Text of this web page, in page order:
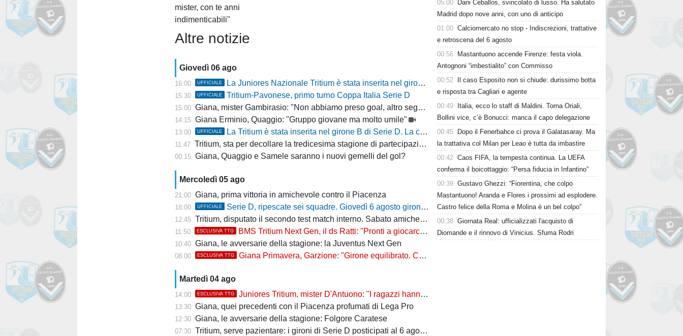
mister, con te anni
indimenticabili"
Altre notizie
Giovedì 06 ago
16:00 UFFICIALE La Juniores Nazionale Tritium è stata inserita nel girone C
15:30 UFFICIALE Tritium-Pavonese, primo turno Coppa Italia Serie D
15:00 Giana, mister Gambirasio: "Non abbiamo preso goal, altro segnale positivo"
14:15 Giana Erminio, Quaggio: "Gruppo giovane ma molto umile"
13:00 UFFICIALE La Tritium è stata inserita nel girone B di Serie D. La composizione delle squadre per la stagione 2026/27
11:47 Tritium, sta per decollare la tredicesima stagione di partecipazione alla D
00:15 Giana, Quaggio e Samele saranno i nuovi gemelli del gol?
Mercoledì 05 ago
21:00 Giana, prima vittoria in amichevole contro il Piacenza
18:00 UFFICIALE Serie D, ripescate sei squadre. Giovedì 6 agosto gironi e calendari del campionato 2026/27
12:45 Tritium, disputato il secondo test match interno. Sabato amichevole col Sant'Angelo
11:50 ESCLUSIVA TTG BMS Tritium Next Gen, il ds Ratti: "Pronti a giocarcela"
10:40 Giana, le avversarie della stagione: la Juventus Next Gen
08:00 ESCLUSIVA TTG Giana Primavera, Garzione: "Girone equilibrato. Ce la giochiamo"
Martedì 04 ago
14:00 ESCLUSIVA TTG Juniores Tritium, mister D'Antuono: "I ragazzi hanno già un'impostazione, l'obiettivo è cercare..."
13:30 Giana, quei precedenti con il Piacenza profumati di Lega Pro
12:30 Giana, le avversarie della stagione: Folgore Caratese
07:30 Tritium, serve pazientare: i gironi di Serie D posticipati al 6 agosto
05:00
Dani Ceballos, svincolato di lusso. Ha salutato
Madrid dopo nove anni, con uno di anticipo
01:00 Calciomercato no stop - Indiscrezioni, trattative
e retroscena del 6 agosto
00:56
Mastantuono accende Firenze: festa viola.
Antognoni “imbestialito” con Commisso
00:52
Il caso Esposito non si chiude: durissimo botta
e risposta tra Cagliari e agente
00:49
Italia, ecco lo staff di Maldini. Torna Oriali,
Bollini vice, c’è Bonucci: manca il capo delegazione
00:45
Dopo il Fenerbahce ci prova il Galatasaray. Ma
la trattativa col Milan per Leao è tutta da imbastire
00:42 Caos FIFA, la tempesta continua. La UEFA
conferma il boicottaggio: “Persa fiducia in Infantino”
00:39 Gustavo Ghezzi: “Fiorentina, che colpo
Mastantuono! Aranda e Flores i prossimi ad esplodere.
Castro felice della Roma e Molina è un bel colpo”
00:38 Giornata Real: ufficializzati l'acquisto di
Diomande e il rinnovo di Vinicius. Sfuma Rodri